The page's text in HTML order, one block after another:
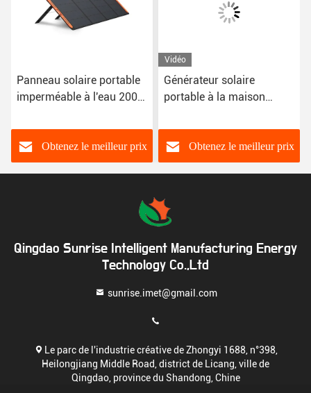
Panneau solaire portable
imperméable à l'eau 200w
200w
Obtenez le meilleur prix
Vidéo
Générateur solaire
portable à la maison
portable de 1500 W
Batterie USB DC AC
Obtenez le meilleur prix
Qingdao Sunrise Intelligent Manufacturing Energy
Technology Co.,Ltd
sunrise.imet@gmail.com
Le parc de l'industrie créative de Zhongyi 1688, n°398,
Heilongjiang Middle Road, district de Licang, ville de
Qingdao, province du Shandong, Chine